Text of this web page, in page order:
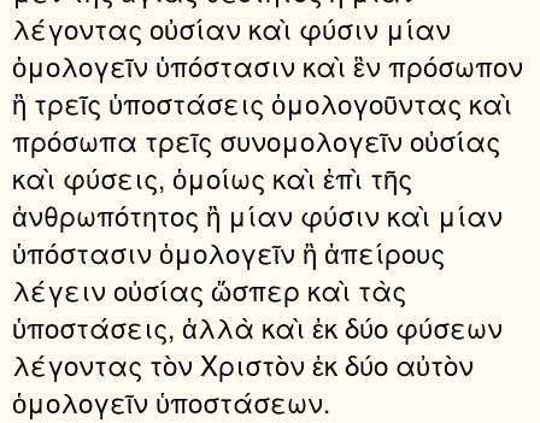
λέγοντας οὐσίαν καὶ φύσιν μίαν
ὁμολογεῖν ὑπόστασιν καὶ ἓν πρόσωπον
ἢ τρεῖς ὑποστάσεις ὁμολογοῦντας καὶ
πρόσωπα τρεῖς συνομολογεῖν οὐσίας
καὶ φύσεις, ὁμοίως καὶ ἐπὶ τῆς
ἀνθρωπότητος ἢ μίαν φύσιν καὶ μίαν
ὑπόστασιν ὁμολογεῖν ἢ ἀπείρους
λέγειν οὐσίας ὥσπερ καὶ τὰς
ὑποστάσεις, ἀλλὰ καὶ ἐκ δύο φύσεων
λέγοντας τὸν Χριστὸν ἐκ δύο αὐτὸν
ὁμολογεῖν ὑποστάσεων.